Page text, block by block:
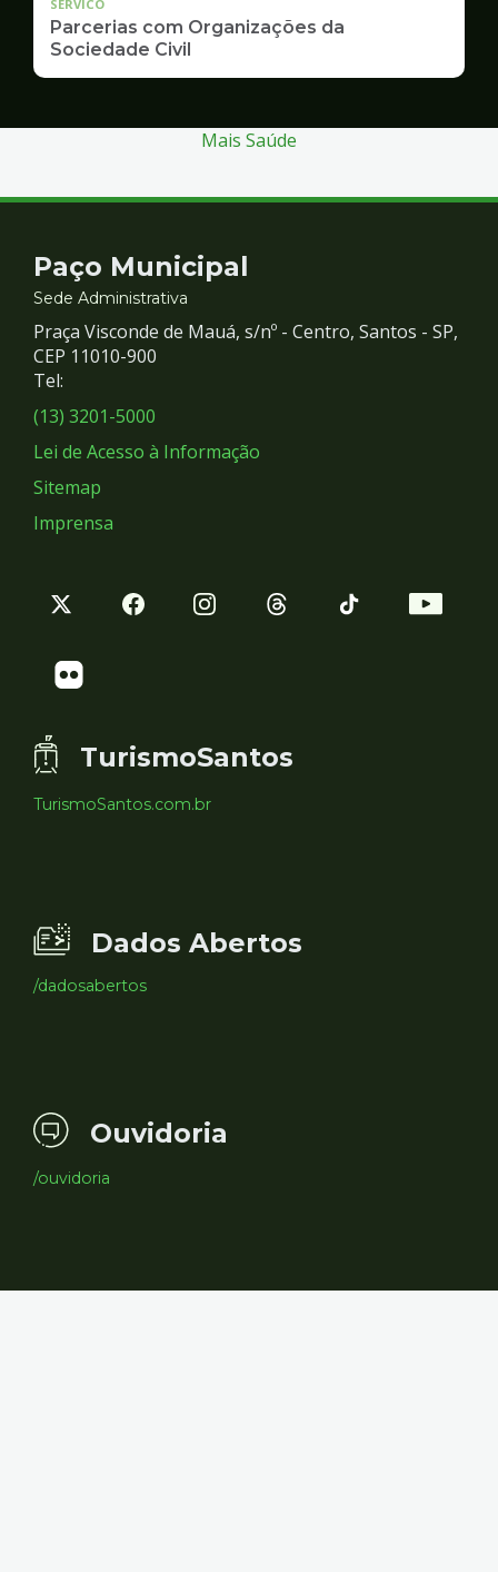
SERVICO
Parcerias com Organizações da
Sociedade Civil
Mais Saúde
Contato
e
Redes
Sociais
Paço Municipal
Sede Administrativa
Praça Visconde de Mauá, s/nº - Centro, Santos - SP,
CEP 11010-900
Tel:
(13) 3201-5000
Lei de Acesso à Informação
Sitemap
Imprensa
TurismoSantos
TurismoSantos.com.br
Dados Abertos
/dadosabertos
Ouvidoria
/ouvidoria